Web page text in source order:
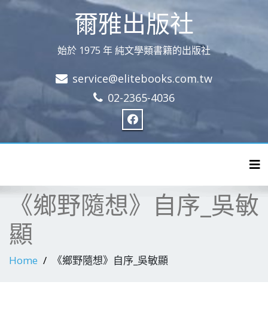
爾雅出版社
始於 1975 年 純文學類書籍的出版社
service@elitebooks.com.tw
02-2365-4036
《鄉野隨想》自序_吳敏
顯
Home 《鄉野隨想》自序_吳敏顯